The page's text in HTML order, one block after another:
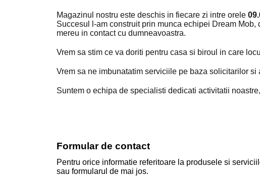
Magazinul nostru este deschis in fiecare zi intre orele
Succesul l-am construit prin munca echipei Dream
mereu in contact cu dumneavoastra.
Vrem sa stim ce va doriti pentru casa si biroul in care
Vrem sa ne imbunatatim serviciile pe baza solicitarilor
Suntem o echipa de specialisti dedicati activitatii
Formular de contact
Pentru orice informatie referitoare la produsele si
sau formularul de mai jos.